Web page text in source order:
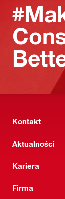
Kontakt
Aktualności
Kariera
Firma